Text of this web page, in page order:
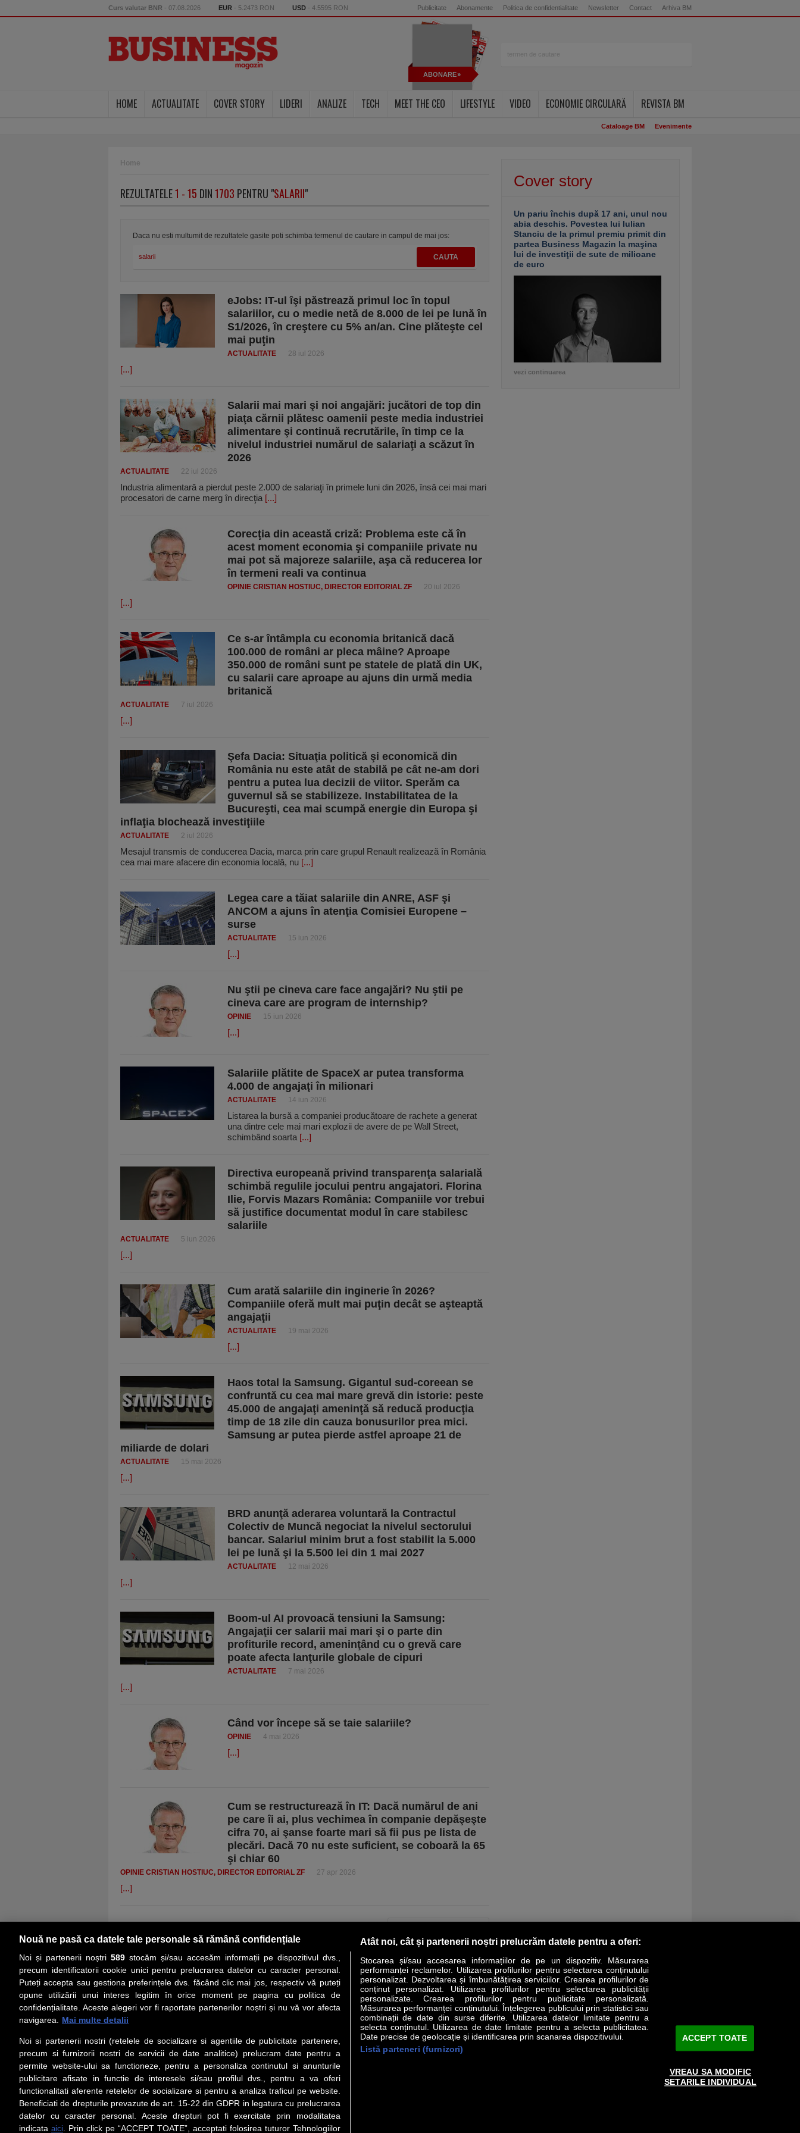
Curs valutar BNR - 07.08.2026 EUR - 5.2473 RON USD - 4.5595 RON Publicitate Abonamente Politica de confidentialitate Newsletter Contact Arhiva BM
ABONARE
HOME ACTUALITATE COVER STORY LIDERI ANALIZE TECH MEET THE CEO LIFESTYLE VIDEO ECONOMIE CIRCULARĂ REVISTA BM
Cataloage BM Evenimente
Home
REZULTATELE1 - 15 DIN1703 PENTRU "SALARII"
Daca nu esti multumit de rezultatele gasite poti schimba termenul de cautare in campul de mai jos:
eJobs: IT-ul îşi păstrează primul loc în topul
salariilor, cu o medie netă de 8.000 de lei pe lună în
S1/2026, în creştere cu 5% an/an. Cine plăteşte cel
mai puţin
ACTUALITATE 28 iul 2026
[...]
Salarii mai mari şi noi angajări: jucători de top din
piaţa cărnii plătesc oamenii peste media industriei
alimentare şi continuă recrutările, în timp ce la
nivelul industriei numărul de salariaţi a scăzut în
2026
ACTUALITATE 22 iul 2026
Industria alimentară a pierdut peste 2.000 de salariaţi în primele luni din 2026, însă cei mai mari
procesatori de carne merg în direcţia [...]
Corecţia din această criză: Problema este că în
acest moment economia şi companiile private nu
mai pot să majoreze salariile, aşa că reducerea lor
în termeni reali va continua
OPINIE CRISTIAN HOSTIUC, DIRECTOR EDITORIAL ZF 20 iul 2026
[...]
Ce s-ar întâmpla cu economia britanică dacă
100.000 de români ar pleca mâine? Aproape
350.000 de români sunt pe statele de plată din UK,
cu salarii care aproape au ajuns din urmă media
britanică
ACTUALITATE 7 iul 2026
[...]
Şefa Dacia: Situaţia politică şi economică din
România nu este atât de stabilă pe cât ne-am dori
pentru a putea lua decizii de viitor. Sperăm ca
guvernul să se stabilizeze. Instabilitatea de la
Bucureşti, cea mai scumpă energie din Europa şi
inflaţia blochează investiţiile
ACTUALITATE 2 iul 2026
Mesajul transmis de condu­cerea Dacia, marca prin care grupul Renault rea­li­zează în România
cea mai mare afacere din eco­no­mia locală, nu [...]
Legea care a tăiat salariile din ANRE, ASF şi
ANCOM a ajuns în atenţia Comisiei Europene –
surse
ACTUALITATE 15 iun 2026
[...]
Nu ştii pe cineva care face angajări? Nu ştii pe
cineva care are program de internship?
OPINIE 15 iun 2026
[...]
Salariile plătite de SpaceX ar putea transforma
4.000 de angajaţi în milionari
ACTUALITATE 14 iun 2026
Listarea la bursă a companiei producătoare de rachete a generat
una dintre cele mai mari explozii de avere de pe Wall Street,
schimbând soarta [...]
Directiva europeană privind transparenţa salarială
schimbă regulile jocului pentru angajatori. Florina
Ilie, Forvis Mazars România: Companiile vor trebui
să justifice documentat modul în care stabilesc
salariile
ACTUALITATE 5 iun 2026
[...]
​Cum arată salariile din inginerie în 2026?
Companiile oferă mult mai puţin decât se aşteaptă
angajaţii
ACTUALITATE 19 mai 2026
[...]
Haos total la Samsung. Gigantul sud-coreean se
confruntă cu cea mai mare grevă din istorie: peste
45.000 de angajaţi ameninţă să reducă producţia
timp de 18 zile din cauza bonusurilor prea mici.
Samsung ar putea pierde astfel aproape 21 de
miliarde de dolari
ACTUALITATE 15 mai 2026
[...]
BRD anunţă aderarea voluntară la Contractul
Colectiv de Muncă negociat la nivelul sectorului
bancar. Salariul minim brut a fost stabilit la 5.000
lei pe lună şi la 5.500 lei din 1 mai 2027
ACTUALITATE 12 mai 2026
[...]
Boom-ul AI provoacă tensiuni la Samsung:
Angajaţii cer salarii mai mari şi o parte din
profiturile record, ameninţând cu o grevă care
poate afecta lanţurile globale de cipuri
ACTUALITATE 7 mai 2026
[...]
Când vor începe să se taie salariile?
OPINIE 4 mai 2026
[...]
Cum se restructurează în IT: Dacă numărul de ani
pe care îi ai, plus vechimea în companie depăşeşte
cifra 70, ai şanse foarte mari să fii pus pe lista de
plecări. Dacă 70 nu este suficient, se coboară la 65
şi chiar 60
OPINIE CRISTIAN HOSTIUC, DIRECTOR EDITORIAL ZF 27 apr 2026
[...]
Cover story
Un pariu închis după 17 ani, unul nou
abia deschis. Povestea lui Iulian
Stanciu de la primul premiu primit din
partea Business Magazin la maşina
lui de investiţii de sute de milioane
de euro
vezi continuarea
PRIMA PAGINĂ COVER STORY LIDERI ANALIZE HI-TECH MEET THE CEO LIFESTYLE SPECIAL OPINII
Social
Urmareste-ne pe Facebook
iarul Financiar
Despre Noi
Contact Redactie
Contact Marketing
Contact Vanzari
Abonamente print
Redactorii BM
Politica de confidentialitate
Termeni si conditii
About cookies
Servicii Revista Business Magazin
Nouă ne pasă ca datele tale personale să rămână confidențiale
Noi și partenerii noștri 589stocăm și/sau accesăm informații pe dispozitivul dvs.,
precum identificatorii cookie unici pentru prelucrarea datelor cu caracter personal.
Puteți accepta sau gestiona preferințele dvs. făcând clic mai jos, respectiv vă puteți
opune utilizării unui interes legitim în orice moment pe pagina cu politica de
confidențialitate. Aceste alegeri vor fi raportate partenerilor noștri și nu vă vor afecta
navigarea.
Mai multe detalii
Noi si partenerii nostri (retelele de socializare si agentiile de publicitate partenere,
precum si furnizorii nostri de servicii de date analitice) prelucram date pentru a
permite website-ului sa functioneze, pentru a personaliza continutul si anunturile
publicitare afisate in functie de interesele si/sau profilul dvs., pentru a va oferi
functionalitati aferente retelelor de socializare si pentru a analiza traficul pe website.
Beneficiati de drepturile prevazute de art. 15-22 din GDPR in legatura cu prelucrarea
datelor cu caracter personal. Aceste drepturi pot fi exercitate prin modalitatea
indicata aici. Prin click pe “ACCEPT TOATE”, acceptati folosirea tuturor Tehnologiilor
Atât noi, cât și partenerii noștri prelucrăm datele pentru a oferi:
Stocarea și/sau accesarea informațiilor de pe un dispozitiv. Măsurarea
performanței reclamelor. Utilizarea profilurilor pentru selectarea conținutului
personalizat. Dezvoltarea și îmbunătățirea serviciilor. Crearea profilurilor de
conținut personalizat. Utilizarea profilurilor pentru selectarea publicității
personalizate. Crearea profilurilor pentru publicitate personalizată.
Măsurarea performanței conținutului. Înțelegerea publicului prin statistici sau
combinații de date din surse diferite. Utilizarea datelor limitate pentru a
selecta conținutul. Utilizarea de date limitate pentru a selecta publicitatea.
Date precise de geolocație și identificarea prin scanarea dispozitivului.
Listă parteneri (furnizori)
ACCEPT TOATE
VREAU SA MODIFIC
SETARILE INDIVIDUAL